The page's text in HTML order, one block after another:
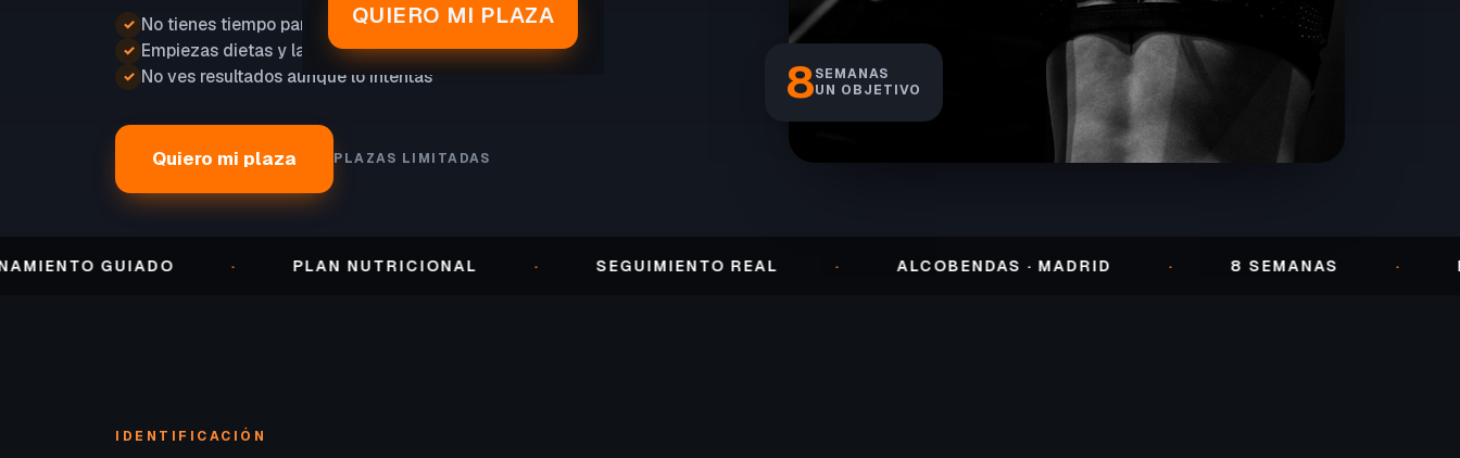
QUIERO MI PLAZA
✓ No tienes tiempo para entrenar
✓ Empiezas dietas y las abandonas
✓ No ves resultados aunque lo intentas
Quiero mi plaza PLAZAS LIMITADAS
8SEMANAS
UN OBJETIVO
GUIADO · PLAN NUTRICIONAL · SEGUIMIENTO REAL · ALCOBENDAS · MADRID · 8 SEMANAS ·
IDENTIFICACIÓN